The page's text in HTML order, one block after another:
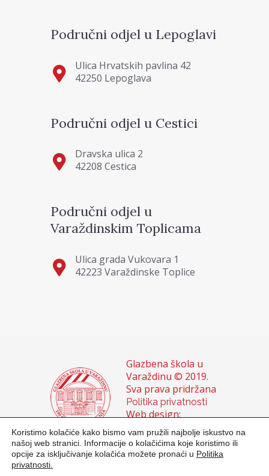
Područni odjel u Lepoglavi
Ulica Hrvatskih pavlina 42
42250 Lepoglava
Područni odjel u Cestici
Dravska ulica 2
42208 Cestica
Područni odjel u
Varaždinskim Toplicama
Ulica grada Vukovara 1
42223 Varaždinske Toplice
Glazbena škola u
Varaždinu © 2019.
Sva prava pridržana
Politika privatnosti
Web design:
Domagoj Sigur &
Sanja Buhin
Koristimo kolačiće kako bismo vam pružili najbolje iskustvo na
našoj web stranici. Informacije o kolačićima koje koristimo ili
opcije za isključivanje kolačića možete pronaći u Politika
privatnosti.